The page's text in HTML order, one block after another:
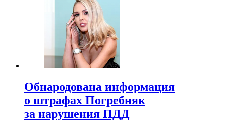
Обнародована информация
о штрафах Погребняк
за нарушения ПДД